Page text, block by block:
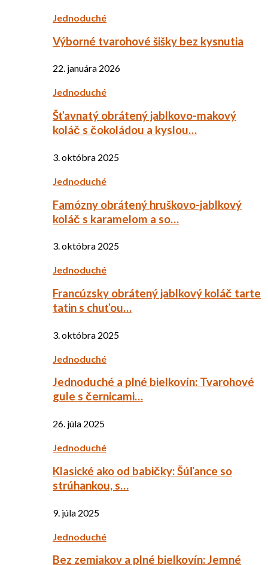
Jednoduché
Výborné tvarohové šišky bez kysnutia
22. januára 2026
Jednoduché
Šťavnatý obrátený jablkovo-makový
koláč s čokoládou a kyslou…
3. októbra 2025
Jednoduché
Famózny obrátený hruškovo-jablkový
koláč s karamelom a so…
3. októbra 2025
Jednoduché
Francúzsky obrátený jablkový koláč tarte
tatin s chuťou…
3. októbra 2025
Jednoduché
Jednoduché a plné bielkovín: Tvarohové
gule s černicami…
26. júla 2025
Jednoduché
Klasické ako od babičky: Šúľance so
strúhankou, s…
9. júla 2025
Jednoduché
Bez zemiakov a plné bielkovín: Jemné